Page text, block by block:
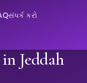
સંપર્ક કરો
Jeddah